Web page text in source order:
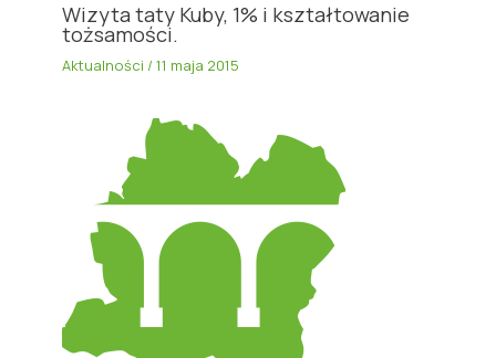
Wizyta taty Kuby, 1% i kształtowanie
tożsamości.
Aktualności /11 maja 2015